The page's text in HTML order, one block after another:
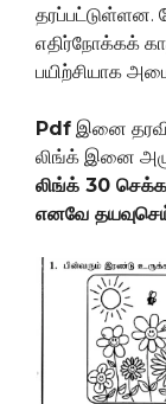
தரப்பட்டுள்ளன.
எதிர்நோக்கக்
பயிற்சியாக
Pdf இனை
லிங்க் இனை
லிங்க் 30
எனவே